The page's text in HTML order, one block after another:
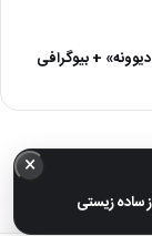
+ بیوگرافی
×
ساده زیستی